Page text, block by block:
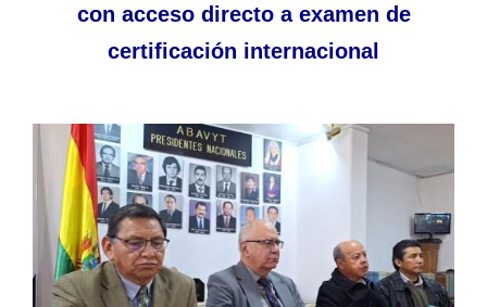
con acceso directo a examen de
certificación internacional